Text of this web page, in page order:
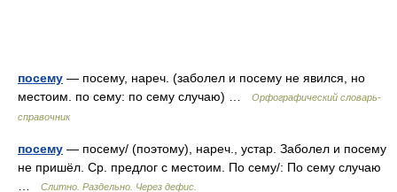
посему — посему, нареч. (заболел и посему не явился, но
местоим. по сему: по сему случаю) …
Орфографический словарь-
справочник
посему — посему/ (поэтому), нареч., устар. Заболел и посему
не пришёл. Ср. предлог с местоим. По сему/: По сему случаю
Слитно. Раздельно. Через дефис.